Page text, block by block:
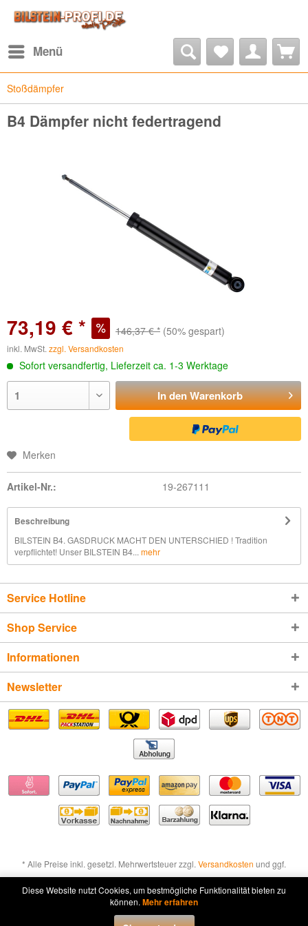
Menü
Stoßdämpfer
B4 Dämpfer nicht federtragend
73,19 € * 146,37 € * (50% gespart)
inkl. MwSt. zzgl. Versandkosten
Sofort versandfertig, Lieferzeit ca. 1-3 Werktage
In denWarenkorb
Merken
Artikel-Nr.: 19-267111
Beschreibung
BILSTEIN B4. GASDRUCK MACHT DEN UNTERSCHIED ! Tradition
verpflichtet! Unser BILSTEIN B4... mehr
Service Hotline
Shop Service
Informationen
Newsletter
* Alle Preise inkl. gesetzl. Mehrwertsteuer zzgl. Versandkosten und ggf.
Nachnahmegebühren, wenn nicht anders beschrieben
Widerruf erklären
Diese Website nutzt Cookies, um bestmögliche Funktionalität bieten zu
können. Mehr erfahren